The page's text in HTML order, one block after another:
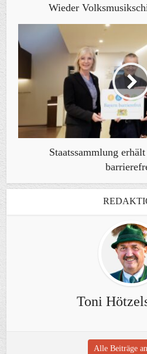
Wieder
Staatssammlung
Toni
Alle Beiträge